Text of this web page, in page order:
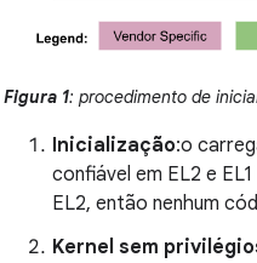
Figura 1: procedimento de
Inicialização:o
confiável em EL2 e
EL2, então nenhum
Kernel sem